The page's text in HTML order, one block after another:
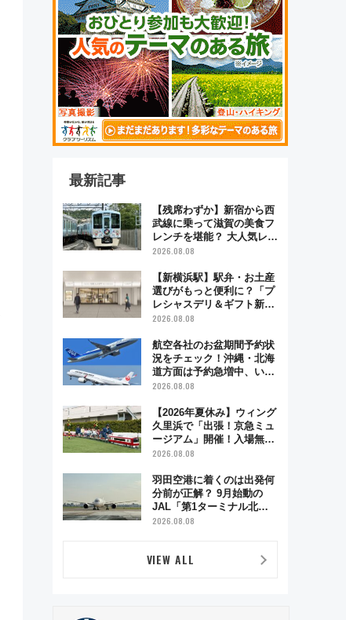
最新記事
【残席わずか】新宿から西
武線に乗って滋賀の美食フ
レンチを堪能？ 大人気レス
トラン列車「52席の至福」
の特別コラボ
2026.08.08
【新横浜駅】駅弁・お土産
選びがもっと便利に？「プ
レシャスデリ＆ギフト新横
浜」がオープン 場所や営
2026.08.08
航空各社のお盆期間予約状
況をチェック！沖縄・北海
道方面は予約急増中、いま
から狙うべき日は？
2026.08.08
【2026年夏休み】ウィング
久里浜で「出張！京急ミュ
ージアム」開催！入場無料
でスタンプラリーや子ども
2026.08.08
羽田空港に着くのは出発何
分前が正解？ 9月始動の
JAL「第1ターミナル北側
サテライト」は徒歩1キロ
2026.08.08
VIEW ALL